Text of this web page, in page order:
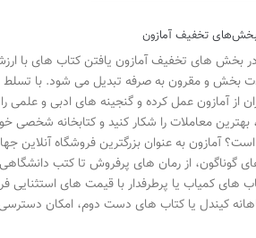
بخش‌های تخفیف آمازون
در بخش های تخفیف آمازون یافتن کتاب های با
بخش و مقرون به صرفه تبدیل می شود. با
از آمازون عمل کرده و گنجینه های ادبی و
آمازون به عنوان بزرگترین فروشگاه آنلاین
گوناگون، از رمان های پرفروش تا کتب
های کمیاب یا پرطرفدار با قیمت های
کیندل یا کتاب های دست دوم، امکان